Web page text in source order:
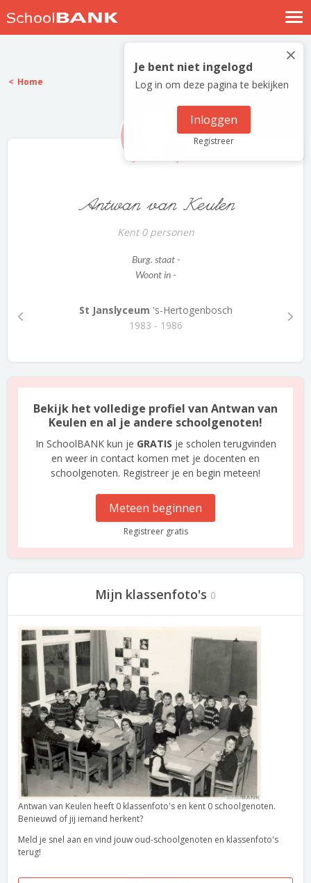
Nostalgische verhalen
Log in
Meld je gratis aan
×
Je bent niet ingelogd
Log in om deze pagina te bekijken
Inloggen
Registreer
Home
Antwan van Keulen
Kent 0 personen
Burg. staat -
Woont in -
St Janslyceum 's-Hertogenbosch
1983 - 1986
Bekijk het volledige profiel van Antwan van
Keulen en al je andere schoolgenoten!
In SchoolBANK kun je GRATIS je scholen terugvinden
en weer in contact komen met je docenten en
schoolgenoten. Registreer je en begin meteen!
Meteen beginnen
Registreer gratis
Mijn klassenfoto's 0
Antwan van Keulen heeft 0 klassenfoto's en kent 0 schoolgenoten.
Benieuwd of jij iemand herkent?
Meld je snel aan en vind jouw oud-schoolgenoten en klassenfoto's
terug!